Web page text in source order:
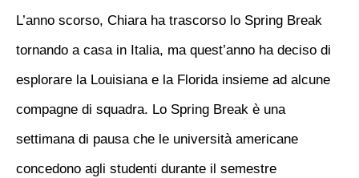
L’anno scorso, Chiara ha trascorso lo Spring Break
tornando a casa in Italia, ma quest’anno ha deciso di
esplorare la Louisiana e la Florida insieme ad alcune
compagne di squadra. Lo Spring Break è una
settimana di pausa che le università americane
concedono agli studenti durante il semestre